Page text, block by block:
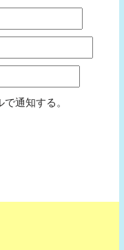
通知する。